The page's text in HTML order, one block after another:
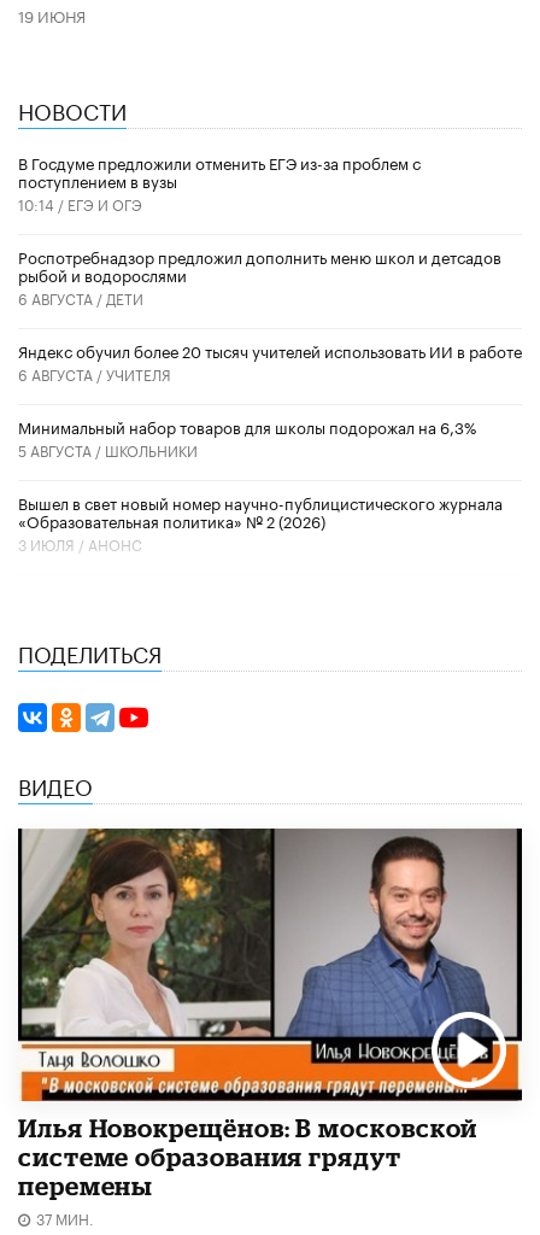
19 ИЮНЯ
НОВОСТИ
В Госдуме предложили отменить ЕГЭ из-за проблем с
поступлением в вузы
10:14 / ЕГЭ И ОГЭ
Роспотребнадзор предложил дополнить меню школ и детсадов
рыбой и водорослями
6 АВГУСТА / ДЕТИ
​Яндекс обучил более 20 тысяч учителей использовать ИИ в работе
6 АВГУСТА /УЧИТЕЛЯ
Минимальный набор товаров для школы подорожал на 6,3%
5 АВГУСТА / ШКОЛЬНИКИ
Вышел в свет новый номер научно-публицистического журнала
«Образовательная политика» № 2 (2026)
3 ИЮЛЯ / АНОНС
ПОДЕЛИТЬСЯ
ВИДЕО
Илья Новокрещёнов: В московской
системе образования грядут
перемены
37 МИН.